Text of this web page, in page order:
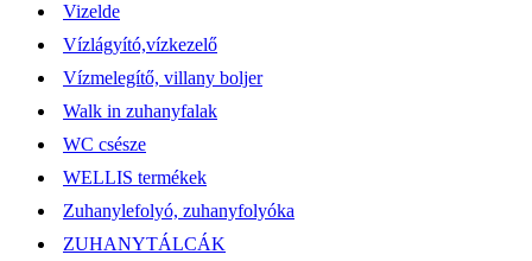
Vizelde
Vízlágyító,vízkezelő
Vízmelegítő, villany boljer
Walk in zuhanyfalak
WC csésze
WELLIS termékek
Zuhanylefolyó, zuhanyfolyóka
ZUHANYTÁLCÁK